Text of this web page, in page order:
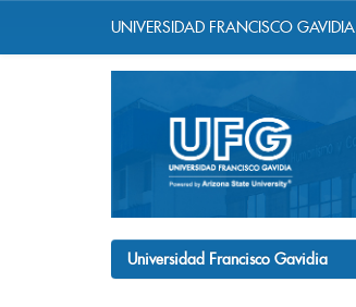
UNIVERSIDAD FRANCISCO GAVIDIA
Universidad Francisco Gavidia